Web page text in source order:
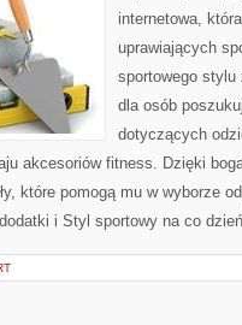
internetowa,
uprawiających
sportowego stylu
dla osób
dotyczących
akcesoriów fitness. Dzięki
które pomogą mu w wyborze
i Styl sportowy na co